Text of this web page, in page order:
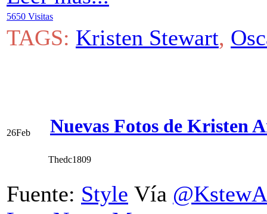
5650 Visitas
TAGS: Kristen Stewart,
26Feb Nuevas Fotos de Kristen
Thedc1809
Fuente: Style Vía